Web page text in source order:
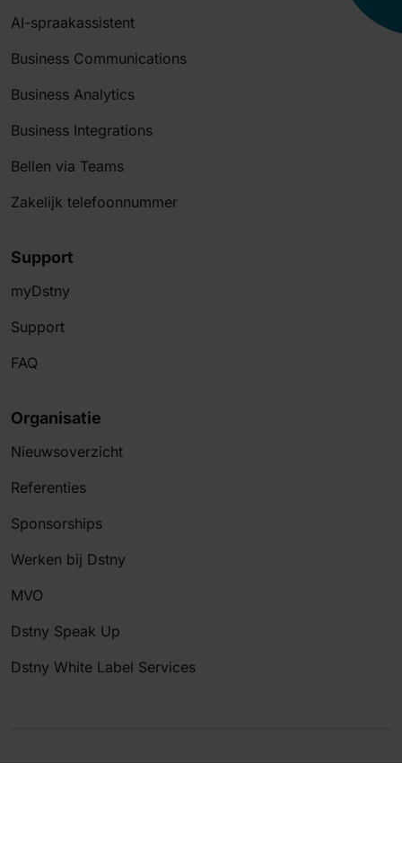
AI-spraakassistent
Business Communications
Business Analytics
Business Integrations
Bellen via Teams
Zakelijk telefoonnummer
Support
myDstny
Support
FAQ
Organisatie
Nieuwsoverzicht
Referenties
Sponsorships
Werken bij Dstny
MVO
Dstny Speak Up
Dstny White Label Services